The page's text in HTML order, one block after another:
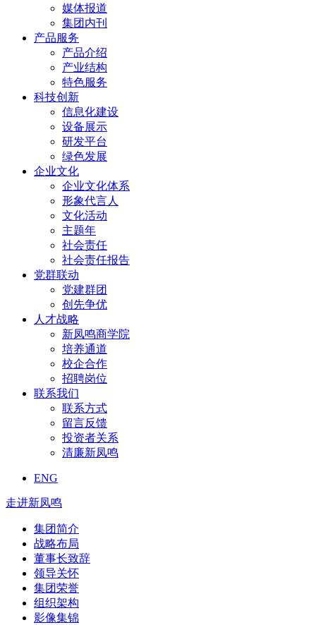
媒体报道
集团内刊
产品服务
产品介绍
产业结构
特色服务
科技创新
信息化建设
设备展示
研发平台
绿色发展
企业文化
企业文化体系
形象代言人
文化活动
主题年
社会责任
社会责任报告
党群联动
党建群团
创先争优
人才战略
新凤鸣商学院
培养通道
校企合作
招聘岗位
联系我们
联系方式
留言反馈
投资者关系
清廉新凤鸣
ENG
走进新凤鸣
集团简介
战略布局
董事长致辞
领导关怀
集团荣誉
组织架构
影像集锦